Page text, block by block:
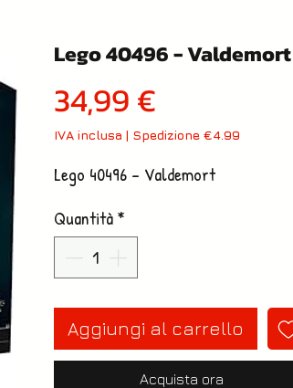
Lego 40496 - Valdemort
34,99 €
IVA inclusa | Spedizione €4.99
Lego 40496 - Valdemort
Quantità*
Aggiungi al carrello
Acquista ora